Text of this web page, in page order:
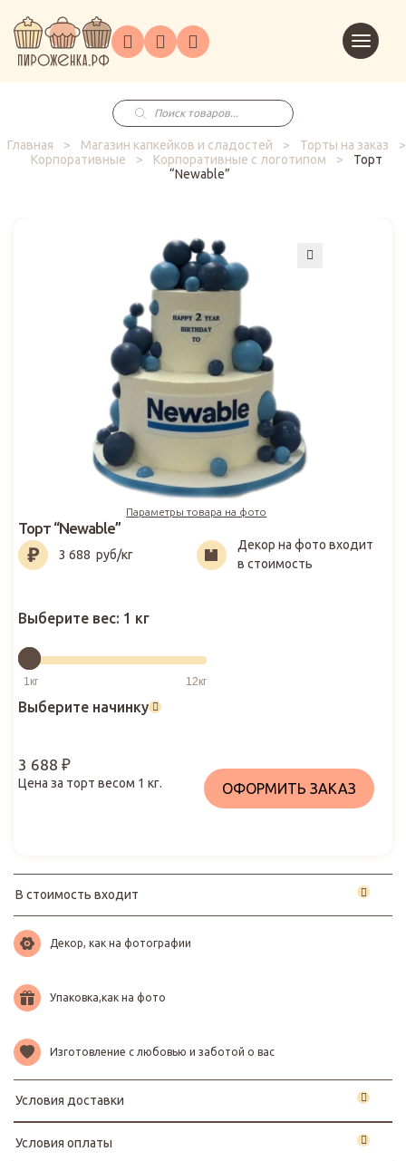
ГлавнаяКаталог
на
заказ
Праздники
Корпоративным
клиентам
в
корзину
Поиск
товаров
Главная
> Магазин капкейков и сладостей > Торты на заказ
>
Корпоративные
> Корпоративные с логотипом >
Торт
“Newable”
Параметры товара на фото
3 688₽
Торт “Newable”
3 688 руб/кг
Декор на фото входит
в стоимость
Выберите вес: 1 кг
Выберите начинку
3 688 ₽
Цена за торт весом 1 кг. ОФОРМИТЬ ЗАКАЗ
В стоимость входит
Декор, как на фотографии
Упаковка,как на фото
Изготовление с любовью и заботой о вас
Условия доставки
Условия оплаты